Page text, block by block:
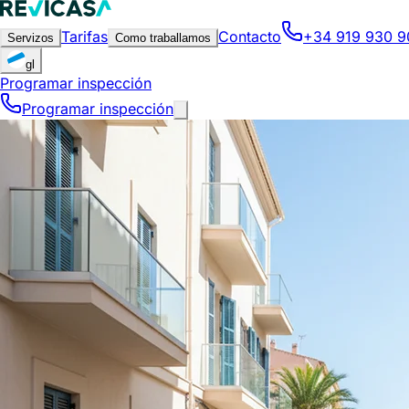
Servizos Tarifas Como traballamos Contacto +34 919 930
gl
Programar inspección
Programar inspección